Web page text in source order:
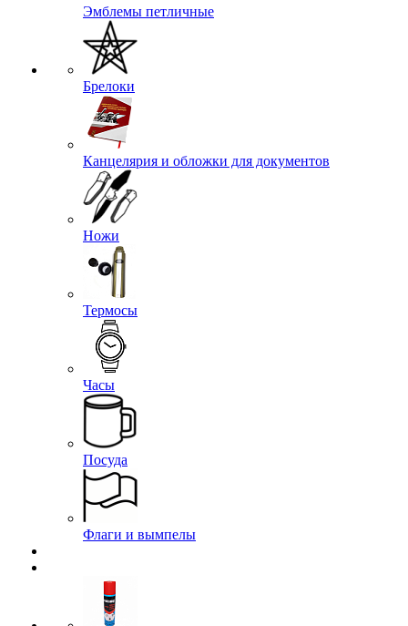
Эмблемы петличные
Брелоки
Канцелярия и обложки для документов
Ножи
Термосы
Часы
Посуда
Флаги и вымпелы